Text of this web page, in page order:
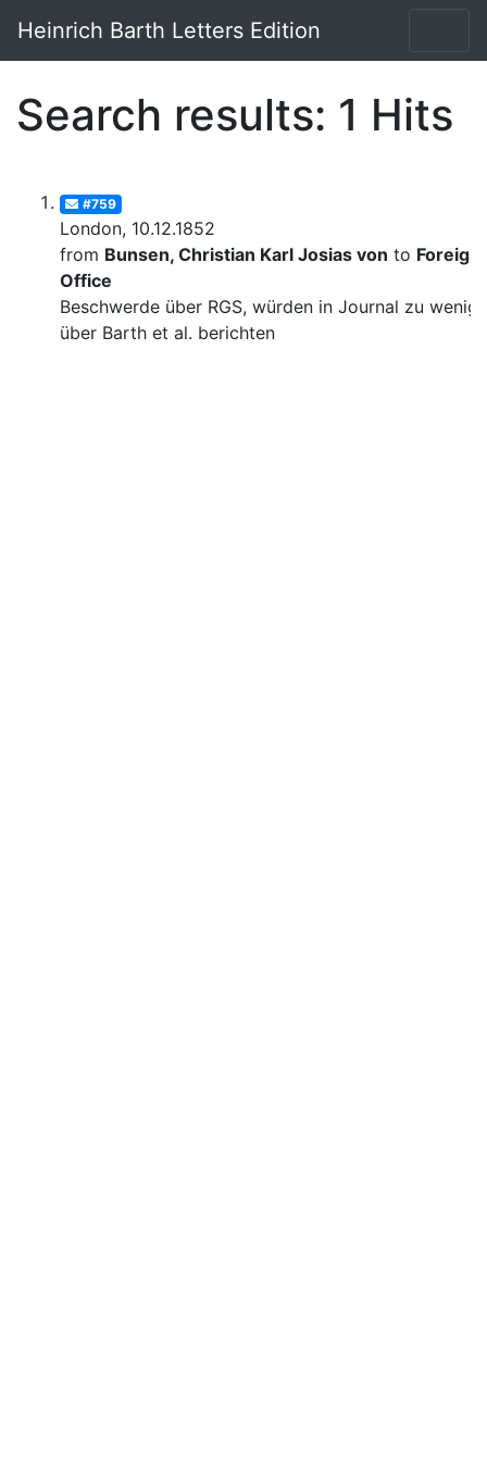
Heinrich Barth Letters Edition
Search results: 1 Hits
#759
London, 10.12.1852
from Bunsen, Christian Karl Josias von to Foreign
Office
Beschwerde über RGS, würden in Journal zu wenig
über Barth et al. berichten